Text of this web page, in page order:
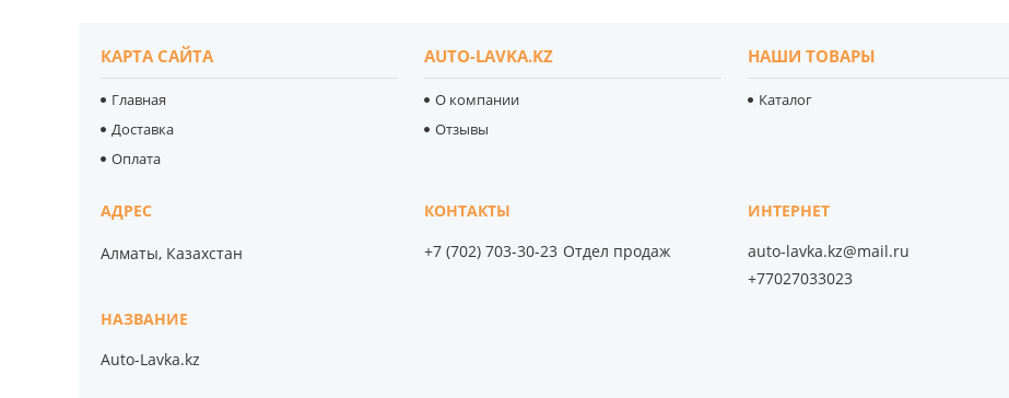
КАРТА САЙТА
Главная
Доставка
Оплата
AUTO-LAVKA.KZ
О компании
Отзывы
НАШИ ТОВАРЫ
Каталог
Алматы, Казахстан
Auto-Lavka.kz
+7 (702) 703-30-23 Отдел продаж
auto-lavka.kz@mail.ru
+77027033023